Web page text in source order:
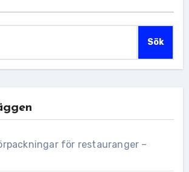
Sök
för restauranger –